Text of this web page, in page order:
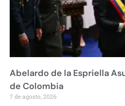
Abelardo de la Espriella
de Colombia
7 de agosto, 2026